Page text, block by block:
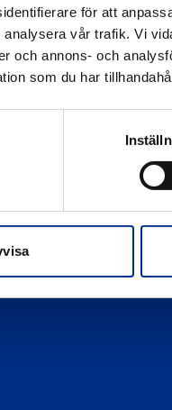
för att
vår trafik. Vi
och annons- och
som du har